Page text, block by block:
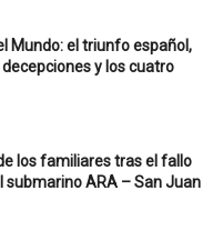
Mundo: el triunfo español,
y los cuatro
los familiares tras el fallo
submarino ARA – San Juan